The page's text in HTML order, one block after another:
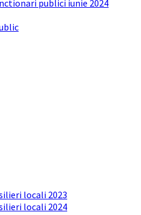
publici iunie 2024
locali 2023
locali 2024